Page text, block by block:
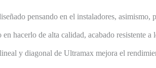
pensando en el instaladores,
en hacerlo de alta calidad, acabado resistente
y diagonal de Ultramax mejora el